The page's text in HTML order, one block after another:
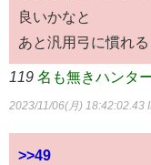
良いかなと
あと汎用弓に慣れ
119 名も無きハンタ
2023/11/06(月) 18:42:02.43
>>49